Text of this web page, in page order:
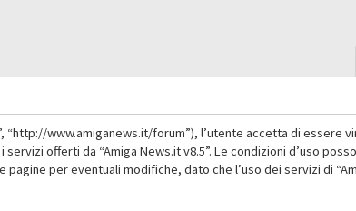
“http://www.amiganews.it/forum”), l’utente accetta di essere
offerti da “Amiga News.it v8.5”. Le condizioni d’uso
per eventuali modifiche, dato che l’uso dei servizi di